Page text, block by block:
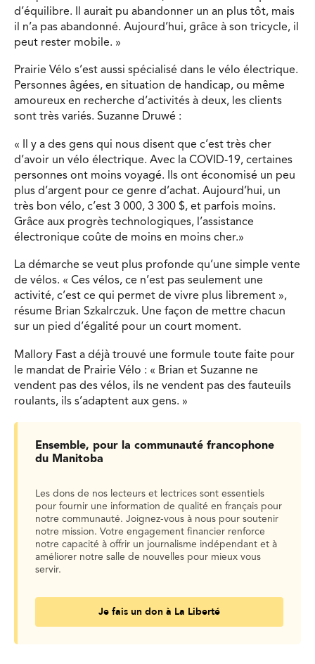
d’équilibre. Il aurait pu abandonner un an plus tôt, mais
il n’a pas abandonné. Aujourd’hui, grâce à son tricycle, il
peut rester mobile. »
Prairie Vélo s’est aussi spécialisé dans le vélo électrique.
Personnes âgées, en situation de handicap, ou même
amoureux en recherche d’activités à deux, les clients
sont très variés. Suzanne Druwé :
« Il y a des gens qui nous disent que c’est très cher
d’avoir un vélo électrique. Avec la COVID-19, certaines
personnes ont moins voyagé. Ils ont économisé un peu
plus d’argent pour ce genre d’achat. Aujourd’hui, un
très bon vélo, c’est 3 000, 3 300 $, et parfois moins.
Grâce aux progrès technologiques, l’assistance
électronique coûte de moins en moins cher.»
La démarche se veut plus profonde qu’une simple vente
de vélos. « Ces vélos, ce n’est pas seulement une
activité, c’est ce qui permet de vivre plus librement »,
résume Brian Szkalrczuk. Une façon de mettre chacun
sur un pied d’égalité pour un court moment.
Mallory Fast a déjà trouvé une formule toute faite pour
le mandat de Prairie Vélo : « Brian et Suzanne ne
vendent pas des vélos, ils ne vendent pas des fauteuils
roulants, ils s’adaptent aux gens. »
Ensemble, pour la communauté francophone
du Manitoba
Les dons de nos lecteurs et lectrices sont essentiels
pour fournir une information de qualité en français pour
notre communauté. Joignez-vous à nous pour soutenir
notre mission. Votre engagement financier renforce
notre capacité à offrir un journalisme indépendant et à
améliorer notre salle de nouvelles pour mieux vous
servir.
Je fais un don à La Liberté